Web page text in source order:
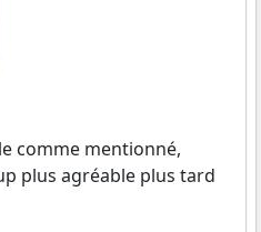
comme mentionné,
plus agréable plus tard